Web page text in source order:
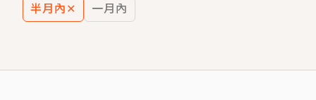
半月內 ✕ 一月內